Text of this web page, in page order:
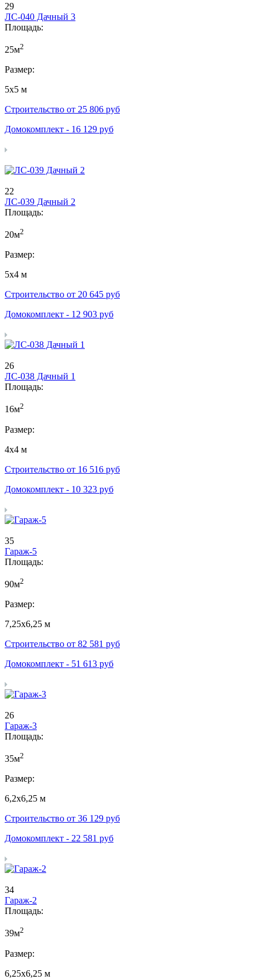
29
ЛС-040 Дачный 3
Площадь:
25м2
Размер:
5х5 м
Строительство от 25 806 руб
Домокомплект - 16 129 руб
22
ЛС-039 Дачный 2
Площадь:
20м2
Размер:
5х4 м
Строительство от 20 645 руб
Домокомплект - 12 903 руб
26
ЛС-038 Дачный 1
Площадь:
16м2
Размер:
4х4 м
Строительство от 16 516 руб
Домокомплект - 10 323 руб
35
Гараж-5
Площадь:
90м2
Размер:
7,25х6,25 м
Строительство от 82 581 руб
Домокомплект - 51 613 руб
26
Гараж-3
Площадь:
35м2
Размер:
6,2х6,25 м
Строительство от 36 129 руб
Домокомплект - 22 581 руб
34
Гараж-2
Площадь:
39м2
Размер:
6,25х6,25 м